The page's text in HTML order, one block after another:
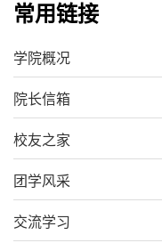
常用链接
学院概况
院长信箱
校友之家
团学风采
交流学习